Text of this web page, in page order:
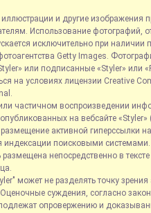
и другие изображения
Использование фотографий,
исключительно при наличии
Getty Images.
или подписанные «Styler» или
на условиях лицензии Creative
частичном воспроизведении
на вебсайте «Styler»
активной гиперссылки
индексации поисковыми
непосредственно в
может не разделять точку зрения
суждения, согласно
опровержению и